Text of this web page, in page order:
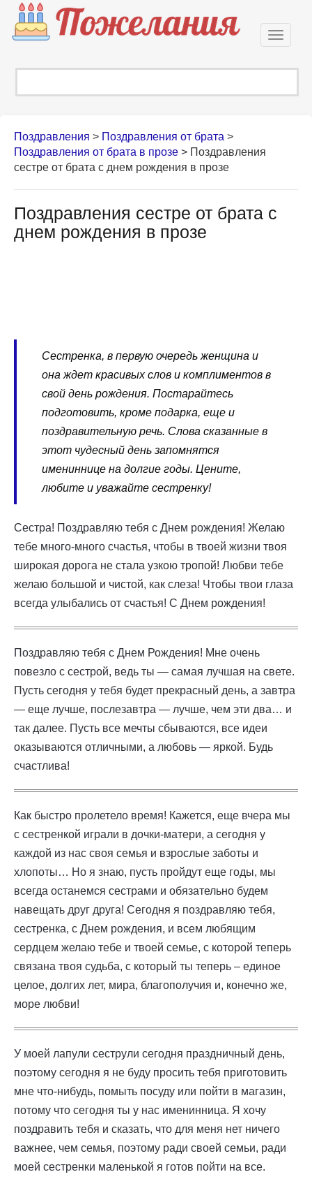
Поздравления > Поздравления от брата >
Поздравления от брата в прозе > Поздравления
сестре от брата с днем рождения в прозе
Поздравления сестре от брата с
днем рождения в прозе
Сестренка, в первую очередь женщина и
она ждет красивых слов и комплиментов в
свой день рождения. Постарайтесь
подготовить, кроме подарка, еще и
поздравительную речь. Слова сказанные в
этот чудесный день запомнятся
имениннице на долгие годы. Цените,
любите и уважайте сестренку!
Сестра! Поздравляю тебя с Днем рождения! Желаю
тебе много-много счастья, чтобы в твоей жизни твоя
широкая дорога не стала узкою тропой! Любви тебе
желаю большой и чистой, как слеза! Чтобы твои глаза
всегда улыбались от счастья! С Днем рождения!
Поздравляю тебя с Днем Рождения! Мне очень
повезло с сестрой, ведь ты — самая лучшая на свете.
Пусть сегодня у тебя будет прекрасный день, а завтра
— еще лучше, послезавтра — лучше, чем эти два… и
так далее. Пусть все мечты сбываются, все идеи
оказываются отличными, а любовь — яркой. Будь
счастлива!
Как быстро пролетело время! Кажется, еще вчера мы
с сестренкой играли в дочки-матери, а сегодня у
каждой из нас своя семья и взрослые заботы и
хлопоты… Но я знаю, пусть пройдут еще годы, мы
всегда останемся сестрами и обязательно будем
навещать друг друга! Сегодня я поздравляю тебя,
сестренка, с Днем рождения, и всем любящим
сердцем желаю тебе и твоей семье, с которой теперь
связана твоя судьба, с который ты теперь – единое
целое, долгих лет, мира, благополучия и, конечно же,
море любви!
У моей лапули сеструли сегодня праздничный день,
поэтому сегодня я не буду просить тебя приготовить
мне что-нибудь, помыть посуду или пойти в магазин,
потому что сегодня ты у нас именинница. Я хочу
поздравить тебя и сказать, что для меня нет ничего
важнее, чем семья, поэтому ради своей семьи, ради
моей сестренки маленькой я готов пойти на все.